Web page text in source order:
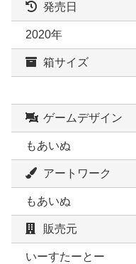
発売日
2020年
箱サイズ
ゲームデザイン
もあいぬ
アートワーク
もあいぬ
販売元
いーすたーとー